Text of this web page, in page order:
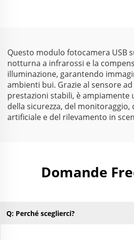
Questo modulo fotocamera USB
notturna a infrarossi e la
illuminazione, garantendo
ambienti bui. Grazie al sensore
prestazioni stabili, è ampiamente
della sicurezza, del monitoraggio,
artificiale e del rilevamento in
Domande
Q: Perché sceglierci?